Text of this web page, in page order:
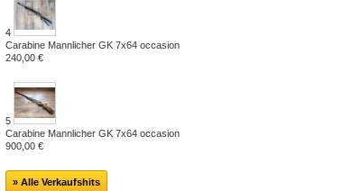
4
Carabine Mannlicher GK 7x64 occasion
240,00 €
5
Carabine Mannlicher GK 7x64 occasion
900,00 €
» Alle Verkaufshits